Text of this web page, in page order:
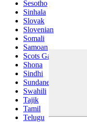
Sesotho
Sinhala
Slovak
Slovenian
Somali
Samoan
Scots Gaelic
Shona
Sindhi
Sundanese
Swahili
Tajik
Tamil
Telugu